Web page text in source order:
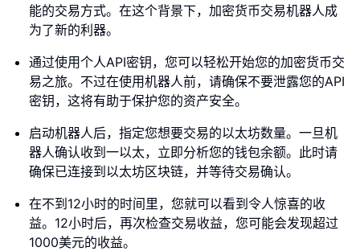
能的交易方式。在这个背景下，加密货币交易机器人成
为了新的利器。
通过使用个人API密钥，您可以轻松开始您的加密货币交
易之旅。不过在使用机器人前，请确保不要泄露您的API
密钥，这将有助于保护您的资产安全。
启动机器人后，指定您想要交易的以太坊数量。一旦机
器人确认收到一以太，立即分析您的钱包余额。此时请
确保已连接到以太坊区块链，并等待交易确认。
在不到12小时的时间里，您就可以看到令人惊喜的收
益。12小时后，再次检查交易收益，您可能会发现超过
1000美元的收益。